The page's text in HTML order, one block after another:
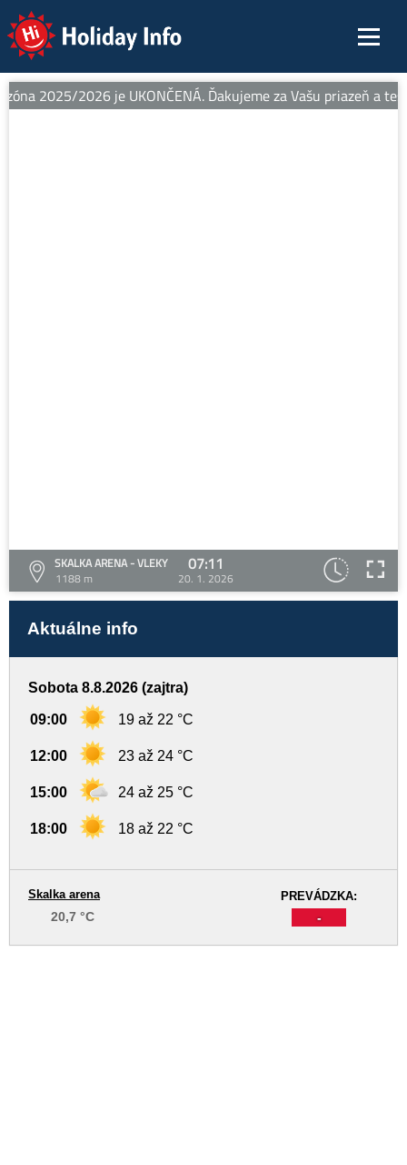
Holiday Info
2025/2026 je UKONČENÁ. Ďakujeme za Vašu priazeň a
SKALKA ARENA - VLEKY
1188 m
07:11
20. 1. 2026
Aktuálne info
Sobota 8.8.2026 (zajtra)
09:00 19 až 22 °C
12:00 23 až 24 °C
15:00 24 až 25 °C
18:00 18 až 22 °C
PREVÁDZKA:
-
Skalka arena
20,7 °C